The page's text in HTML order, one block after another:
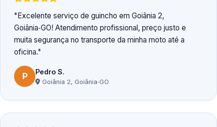
Excelente serviço de guincho em Goiânia 2,
Goiânia‑GO! Atendimento profissional, preço justo e
muita segurança no transporte da minha moto até a
oficina.
P Pedro S.
Goiânia 2, Goiânia‑GO